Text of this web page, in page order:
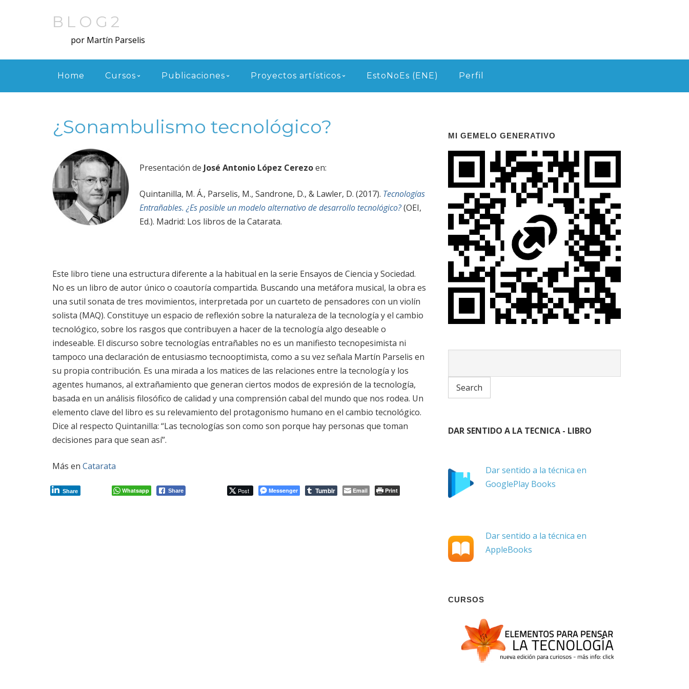
BLOG2
por Martín Parselis
Menu
Home Cursos Publicaciones Proyectos artísticos EstoNoEs (ENE) Perfil
¿Sonambulismo tecnológico?
Presentación de José Antonio López Cerezoen:
Quintanilla, M. Á., Parselis, M., Sandrone, D., & Lawler, D. (2017). Tecnologías
Entrañables. ¿Es posible un modelo alternativo de desarrollo tecnológico?(OEI,
Ed.). Madrid: Los libros de la Catarata.
Este libro tiene una estructura diferente a la habitual en la serie Ensayos de Ciencia y Sociedad.
No es un libro de autor único o coautoría compartida. Buscando una metáfora musical, la obra es
una sutil sonata de tres movimientos, interpretada por un cuarteto de pensadores con un violín
solista (MAQ). Constituye un espacio de reflexión sobre la naturaleza de la tecnología y el cambio
tecnológico, sobre los rasgos que contribuyen a hacer de la tecnología algo deseable o
indeseable. El discurso sobre tecnologías entrañables no es un manifiesto tecnopesimista ni
tampoco una declaración de entusiasmo tecnooptimista, como a su vez señala Martín Parselis en
su propia contribución. Es una mirada a los matices de las relaciones entre la tecnología y los
agentes humanos, al extrañamiento que generan ciertos modos de expresión de la tecnología,
basada en un análisis filosófico de calidad y una comprensión cabal del mundo que nos rodea. Un
elemento clave del libro es su relevamiento del protagonismo humano en el cambio tecnológico.
Dice al respecto Quintanilla: “Las tecnologías son como son porque hay personas que toman
decisiones para que sean así”.
Más en Catarata
Whatsapp Share Post
Share Messenger Tumblr Email Print
MI GEMELO GENERATIVO
DAR SENTIDO A LA TECNICA - LIBRO
Dar sentido a la técnica en
GooglePlay Books
Dar sentido a la técnica en
AppleBooks
CURSOS